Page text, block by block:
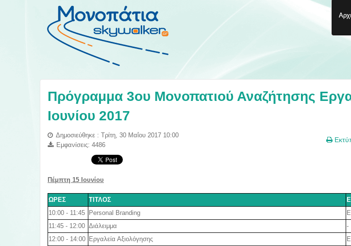
Πρόγραμμα 3ου Μονοπατιού Αναζήτησης
Ιουνίου 2017
Δημοσιεύθηκε : Τρίτη, 30 Μαΐου 2017 10:00
Εμφανίσεις: 4486
Πέμπτη 15 Ιουνίου
ΩΡΕΣ ΤΙΤΛΟΣ
10:00 - 11:45
Personal Branding
11:45 - 12:00 Διάλειμμα
-
12:00 - 14:00
Εργαλεία Αξιολόγησης